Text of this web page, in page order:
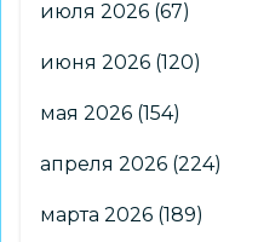
июля 2026 (67)
июня 2026 (120)
мая 2026 (154)
апреля 2026 (224)
марта 2026 (189)